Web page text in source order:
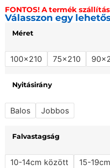
FONTOS! A termék
Válasszon egy
Méret
100x210 75x210
Nyitásirány
Balos Jobbos
Falvastagság
10-14cm között
15-